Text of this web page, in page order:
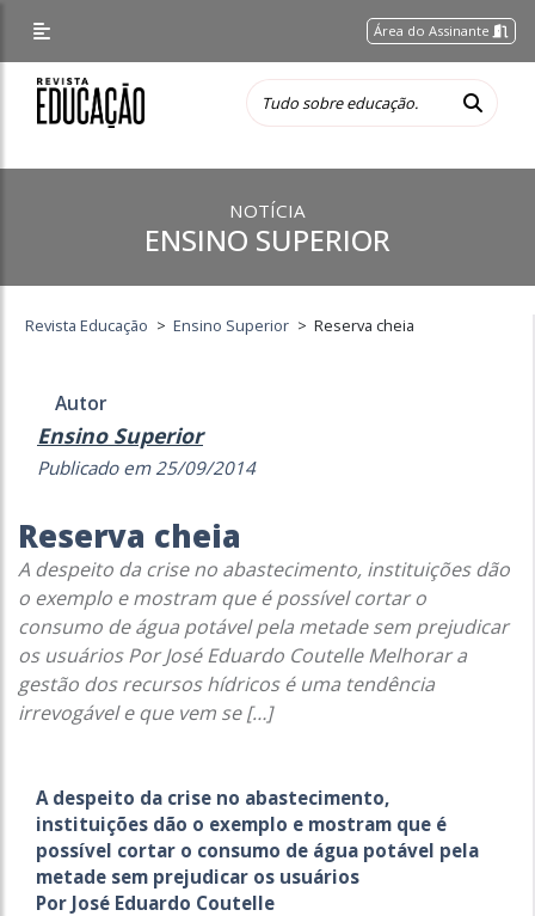
Área do Assinante
NOTÍCIA
ENSINO SUPERIOR
Revista Educação > Ensino Superior > Reserva cheia
Autor
Ensino Superior
Publicado em 25/09/2014
Reserva cheia
A despeito da crise no abastecimento, instituições dão
o exemplo e mostram que é possível cortar o
consumo de água potável pela metade sem prejudicar
os usuários Por José Eduardo Coutelle Melhorar a
gestão dos recursos hídricos é uma tendência
irrevogável e que vem se […]
A despeito da crise no abastecimento,
instituições dão o exemplo e mostram que é
possível cortar o consumo de água potável pela
metade sem prejudicar os usuários
Por José Eduardo Coutelle